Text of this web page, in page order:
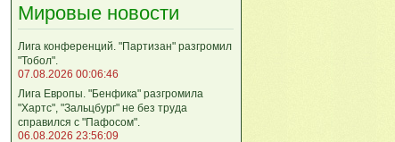
Мировые новости
Лига кoнференций. "Партизан" разгромил
"Тобол".
07.08.2026 00:06:46
Лига Европы. "Бенфика" разгромила
"Хартс", "Зальцбург" не без труда
справился с "Пафосом".
06.08.2026 23:56:09